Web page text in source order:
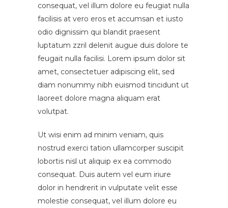
consequat, vel illum dolore eu feugiat nulla
facilisis at vero eros et accumsan et iusto
odio dignissim qui blandit praesent
luptatum zzril delenit augue duis dolore te
feugait nulla facilisi. Lorem ipsum dolor sit
amet, consectetuer adipiscing elit, sed
diam nonummy nibh euismod tincidunt ut
laoreet dolore magna aliquam erat
volutpat.
Ut wisi enim ad minim veniam, quis
nostrud exerci tation ullamcorper suscipit
lobortis nisl ut aliquip ex ea commodo
consequat. Duis autem vel eum iriure
dolor in hendrerit in vulputate velit esse
molestie consequat, vel illum dolore eu